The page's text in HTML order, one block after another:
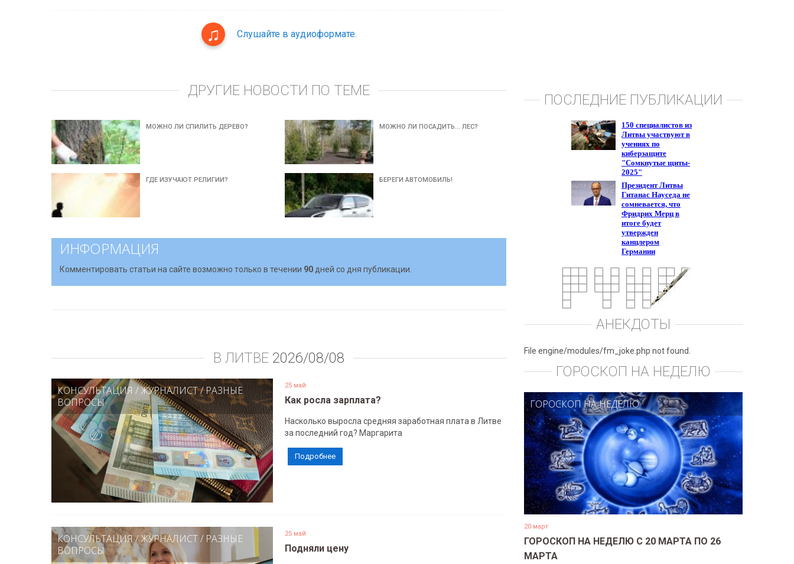
Слушайте в аудиоформате.
ДРУГИЕ НОВОСТИ ПО ТЕМЕ
МОЖНО ЛИ СПИЛИТЬ ДЕРЕВО? МОЖНО ЛИ ПОСАДИТЬ... ЛЕС?
ГДЕ ИЗУЧАЮТ РЕЛИГИИ? БЕРЕГИ АВТОМОБИЛЬ!
ИНФОРМАЦИЯ
Комментировать статьи на сайте возможно только в течении 90 дней со дня публикации.
В ЛИТВЕ 2026/08/08
КОНСУЛЬТАЦИЯ /ЖУРНАЛИСТ/РАЗНЫЕ
ВОПРОСЫ
25 май
Как росла зарплата?
Насколько выросла средняя заработная плата в Литве
за последний год? Маргарита
Подробнее
КОНСУЛЬТАЦИЯ/ЖУРНАЛИСТ/ РАЗНЫЕ
ВОПРОСЫ
25 май
Подняли цену
ПОСЛЕДНИЕ ПУБЛИКАЦИИ
АНЕКДОТЫ
File engine/modules/fm_joke.php not found.
ГОРОСКОП НА НЕДЕЛЮ
ГОРОСКОП НА НЕДЕЛЮ
20 март
ГОРОСКОП НА НЕДЕЛЮ С 20 МАРТА ПО 26
МАРТА